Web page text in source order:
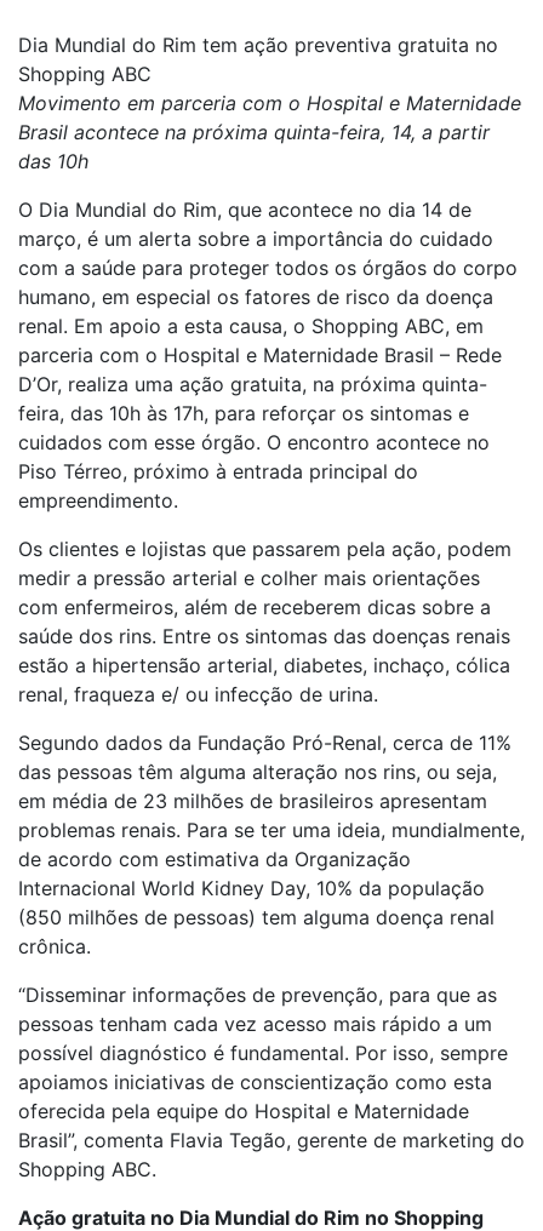
Dia Mundial do Rim tem ação preventiva gratuita no
Shopping ABC
Movimento em parceria com o Hospital e Maternidade
Brasil acontece na próxima quinta-feira, 14, a partir
das 10h
O Dia Mundial do Rim, que acontece no dia 14 de
março, é um alerta sobre a importância do cuidado
com a saúde para proteger todos os órgãos do corpo
humano, em especial os fatores de risco da doença
renal. Em apoio a esta causa, o Shopping ABC, em
parceria com o Hospital e Maternidade Brasil – Rede
D’Or, realiza uma ação gratuita, na próxima quinta-
feira, das 10h às 17h, para reforçar os sintomas e
cuidados com esse órgão. O encontro acontece no
Piso Térreo, próximo à entrada principal do
empreendimento.
Os clientes e lojistas que passarem pela ação, podem
medir a pressão arterial e colher mais orientações
com enfermeiros, além de receberem dicas sobre a
saúde dos rins. Entre os sintomas das doenças renais
estão a hipertensão arterial, diabetes, inchaço, cólica
renal, fraqueza e/ ou infecção de urina.
Segundo dados da Fundação Pró-Renal, cerca de 11%
das pessoas têm alguma alteração nos rins, ou seja,
em média de 23 milhões de brasileiros apresentam
problemas renais. Para se ter uma ideia, mundialmente,
de acordo com estimativa da Organização
Internacional World Kidney Day, 10% da população
(850 milhões de pessoas) tem alguma doença renal
crônica.
“Disseminar informações de prevenção, para que as
pessoas tenham cada vez acesso mais rápido a um
possível diagnóstico é fundamental. Por isso, sempre
apoiamos iniciativas de conscientização como esta
oferecida pela equipe do Hospital e Maternidade
Brasil”, comenta Flavia Tegão, gerente de marketing do
Shopping ABC.
Ação gratuita no Dia Mundial do Rim no Shopping